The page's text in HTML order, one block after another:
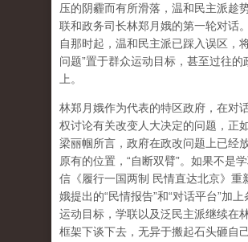
压的阴霾而有所滑落，温和民主派趁
联和政务司长林郑月娥的第一轮对话
自那时起，温和民主派已踩入误区，
问题”置于群众运动目标，甚至过往的
上。
林郑月娥作为代表的特区政府，在对
权讨论有关改变人大决定的问题，正
梁丽帼所言，政府在政改问题上已经
原有的位置，“自断双臂”。如果不是
信《履行一国两制 民情直达北京》重
娥提出的“民情报告”和“对话平台”加
运动目标，学联以及泛民主派继续在
框架下谈下去，无异于搬起石头砸自